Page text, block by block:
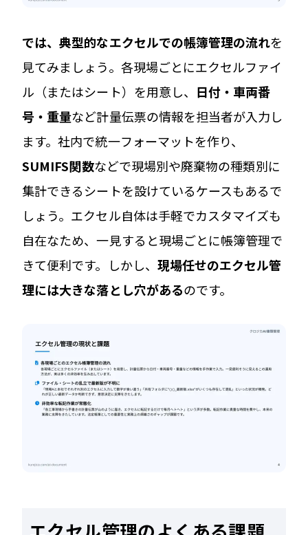
では、典型的なエクセルでの帳簿管理の流れを
見てみましょう。各現場ごとにエクセルファイ
ル（またはシート）を用意し、 日付・車両番
号・重量など計量伝票の情報を担当者が入力し
ます。社内で統一フォーマットを作り、
SUMIFS関数などで現場別や廃棄物の種類別に
集計できるシートを設けているケースもあるで
しょう。エクセル自体は手軽でカスタマイズも
自在なため、一見すると現場ごとに帳簿管理で
きて便利です。しかし、 現場任せのエクセル管
理には大きな落とし穴があるのです。